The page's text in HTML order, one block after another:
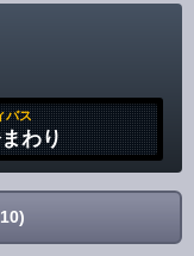
バス
わり